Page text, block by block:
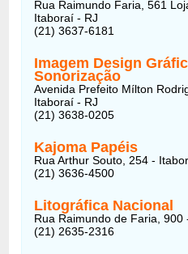
Rua Raimundo Faria, 561
Itaboraí - RJ
(21) 3637-6181
Imagem Design
Sonorização
Avenida Prefeito Mílton
Itaboraí - RJ
(21) 3638-0205
Kajoma Papéis
Rua Arthur Souto, 254 -
(21) 3636-4500
Litográfica Nacional
Rua Raimundo de Faria, 900
(21) 2635-2316